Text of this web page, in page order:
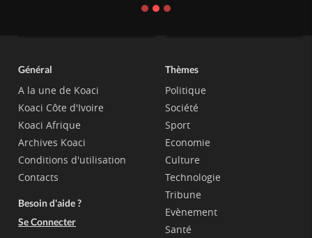
Général
A la une de Koaci
Koaci Côte d'Ivoire
Koaci Afrique
Archives Koaci
Conditions d'utilisation
Contacts
Besoin d'aide ?
Se Connecter
Thèmes
Politique
Société
Sport
Economie
Culture
Technologie
Tribune
Evènement
Santé